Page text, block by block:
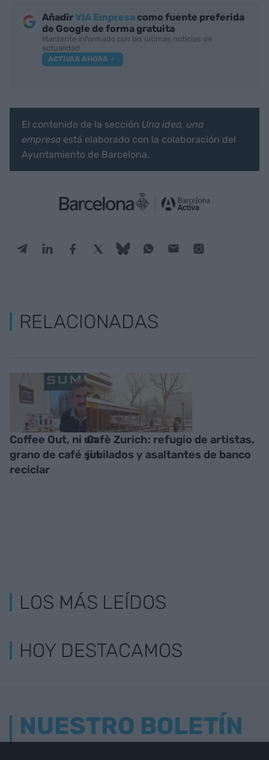
AñadirVIA Empresa como fuente preferida
de Google de forma gratuita
Mantente informado con las últimas noticias de
actualidad
ACTIVAR AHORA
El contenido de la sección Una idea, una
empresa está elaborado con la colaboración del
Ayuntamiento de Barcelona.
RELACIONADAS
Coffee Out, ni un
grano de café sin
reciclar
Cafè Zurich: refugio de artistas,
jubilados y asaltantes de banco
LOS MÁS LEÍDOS
HOY DESTACAMOS
NUESTRO BOLETÍN